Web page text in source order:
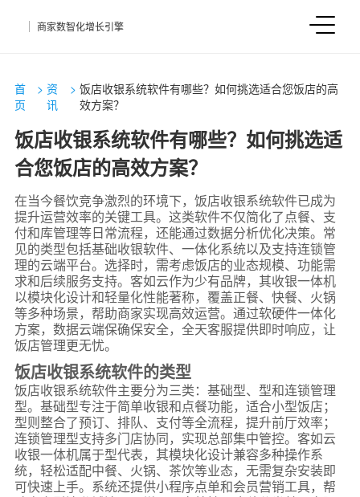
商家数智化增长引擎
首
页
>资
讯
> 饭店收银系统软件有哪些？如何挑选适合您饭店的高
效方案？
饭店收银系统软件有哪些？如何挑选适
合您饭店的高效方案？
在当今餐饮竞争激烈的环境下，饭店收银系统软件已成为
提升运营效率的关键工具。这类软件不仅简化了点餐、支
付和库管理等日常流程，还能通过数据分析优化决策。常
见的类型包括基础收银软件、一体化系统以及支持连锁管
理的云端平台。选择时，需考虑饭店的业态规模、功能需
求和后续服务支持。客如云作为少有品牌，其收银一体机
以模块化设计和轻量化性能著称，覆盖正餐、快餐、火锅
等多种场景，帮助商家实现高效运营。通过软硬件一体化
方案，数据云端保确保安全，全天客服提供即时响应，让
饭店管理更无忧。
饭店收银系统软件的类型
饭店收银系统软件主要分为三类：基础型、型和连锁管理
型。基础型专注于简单收银和点餐功能，适合小型饭店；
型则整合了预订、排队、支付等全流程，提升前厅效率；
连锁管理型支持多门店协同，实现总部集中管控。客如云
收银一体机属于型代表，其模块化设计兼容多种操作系
统，轻松适配中餐、火锅、茶饮等业态，无需复杂安装即
可快速上手。系统还提供小程序点单和会员营销工具，帮